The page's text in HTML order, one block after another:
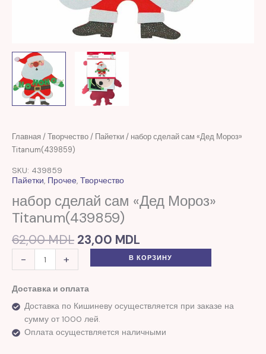
Главная /Творчество/ Пайетки/ набор сделай сам «Дед Мороз»
Titanum(439859)
SKU: 439859
Пайетки, Прочее, Творчество
набор сделай сам «Дед Мороз»
Titanum(439859)
62,00MDL
Первоначальная
62,00 MDL.
23,00 MDL
Текущая
-
Количество
товара
сделай
"Дед
Мороз"
Titanum(439859)
+ В КОРЗИНУ
Доставка и оплата
Доставка по Кишиневу осуществляется при заказе на
сумму от 1000 лей.
Оплата осуществляется наличными